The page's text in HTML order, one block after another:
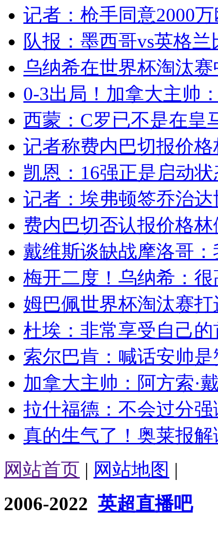
记者：枪手同意2000
队报：墨西哥vs英格
乌纳希在世界杯淘汰
0-3出局！加拿大主帅
西蒙：C罗已不是在皇
记者称费内巴切报价
凯恩：16强正是启动
记者：埃弗顿签乔治
费内巴切否认报价格
戴维斯谈缺战摩洛哥
梅开二度！乌纳希：
姆巴佩世界杯淘汰赛
杜埃：非常享受自己
索尔巴肯：喊话安帅
加拿大主帅：阿方索·
拉什福德：不会过分
真的生气了！奥莱报
网站首页 | 网站地图 |
2006-2022 英超直播吧